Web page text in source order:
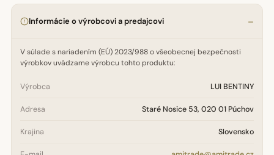
Informácie o výrobcovi a predajcovi
V súlade s nariadením (EÚ) 2023/988 o všeobecnej bezpečnosti
výrobkov uvádzame výrobcu tohto produktu:
Výrobca LUI BENTINY
Adresa Staré Nosice 53, 020 01 Púchov
Krajina Slovensko